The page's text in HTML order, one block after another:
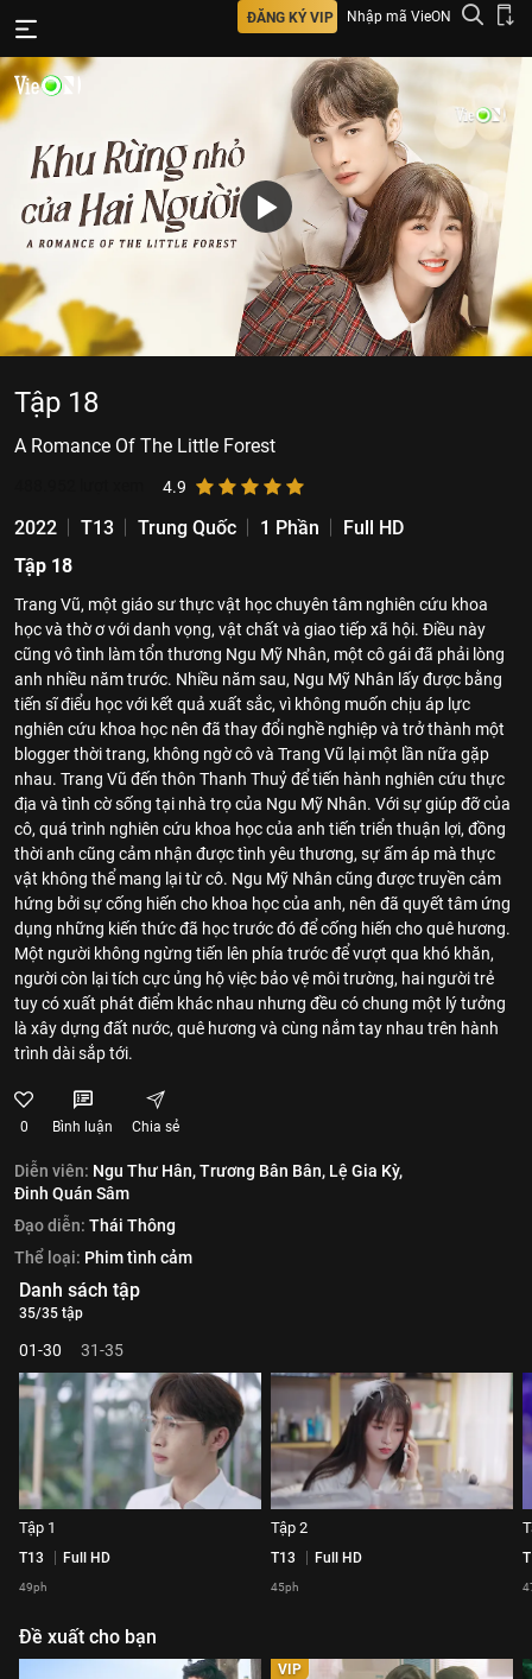
ĐĂNG KÝ VIP Nhập mã VieON
Tập 18
A Romance Of The Little Forest
4.9
2022 T13 Trung Quốc 1 Phần
Full HD
Tập 18
Trang Vũ, một giáo sư thực vật học chuyên tâm nghiên cứu khoa
học và thờ ơ với danh vọng, vật chất và giao tiếp xã hội. Điều này
cũng vô tình làm tổn thương Ngu Mỹ Nhân, một cô gái đã phải lòng
anh nhiều năm trước. Nhiều năm sau, Ngu Mỹ Nhân lấy được bằng
tiến sĩ điểu học với kết quả xuất sắc, vì không muốn chịu áp lực
nghiên cứu khoa học nên đã thay đổi nghề nghiệp và trở thành một
blogger thời trang, không ngờ cô và Trang Vũ lại một lần nữa gặp
nhau. Trang Vũ đến thôn Thanh Thuỷ để tiến hành nghiên cứu thực
địa và tình cờ sống tại nhà trọ của Ngu Mỹ Nhân. Với sự giúp đỡ của
cô, quá trình nghiên cứu khoa học của anh tiến triển thuận lợi, đồng
thời anh cũng cảm nhận được tình yêu thương, sự ấm áp mà thực
vật không thể mang lại từ cô. Ngu Mỹ Nhân cũng được truyền cảm
hứng bởi sự cống hiến cho khoa học của anh, nên đã quyết tâm ứng
dụng những kiến thức đã học trước đó để cống hiến cho quê hương.
Một người không ngừng tiến lên phía trước để vượt qua khó khăn,
người còn lại tích cực ủng hộ việc bảo vệ môi trường, hai người trẻ
tuy có xuất phát điểm khác nhau nhưng đều có chung một lý tưởng
là xây dựng đất nước, quê hương và cùng nắm tay nhau trên hành
trình dài sắp tới.
0 Bình luận Chia sẻ
Diễn viên: Ngu Thư Hân,Trương Bân Bân, Lệ Gia Kỳ,
Đinh Quán Sâm
Đạo diễn: Thái Thông
Thể loại: Phim tình cảm
Danh sách tập
35/35 tập
01-30 31-35
Tập 1
T13 Full HD
49ph
Tập 2
T13 Full HD
45ph
Đề xuất cho bạn
VIP